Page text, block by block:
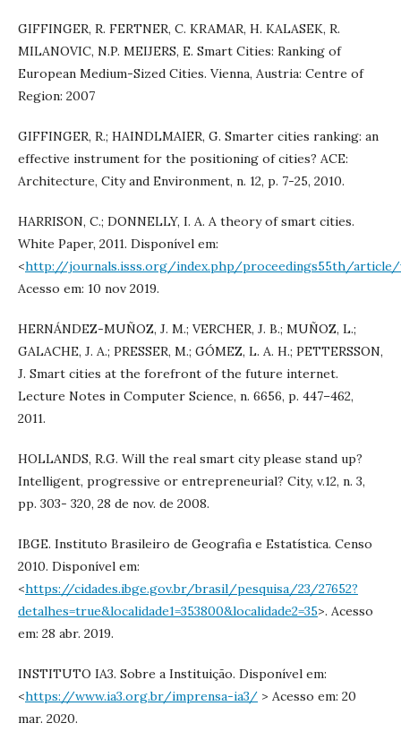
GIFFINGER, R. FERTNER, C. KRAMAR, H. KALASEK, R.
MILANOVIC, N.P. MEIJERS, E. Smart Cities: Ranking of
European Medium-Sized Cities. Vienna, Austria: Centre of
Region: 2007
GIFFINGER, R.; HAINDLMAIER, G. Smarter cities ranking: an
effective instrument for the positioning of cities? ACE:
Architecture, City and Environment, n. 12, p. 7-25, 2010.
HARRISON, C.; DONNELLY, I. A. A theory of smart cities.
White Paper, 2011. Disponível em:
<http://journals.isss.org/index.php/proceedings55th/article/
Acesso em: 10 nov 2019.
HERNÁNDEZ-MUÑOZ, J. M.; VERCHER, J. B.; MUÑOZ, L.;
GALACHE, J. A.; PRESSER, M.; GÓMEZ, L. A. H.; PETTERSSON,
J. Smart cities at the forefront of the future internet.
Lecture Notes in Computer Science, n. 6656, p. 447–462,
2011.
HOLLANDS, R.G. Will the real smart city please stand up?
Intelligent, progressive or entrepreneurial? City, v.12, n. 3,
pp. 303- 320, 28 de nov. de 2008.
IBGE. Instituto Brasileiro de Geografia e Estatística. Censo
2010. Disponível em:
<https://cidades.ibge.gov.br/brasil/pesquisa/23/27652?
detalhes=true&localidade1=353800&localidade2=35>. Acesso
em: 28 abr. 2019.
INSTITUTO IA3. Sobre a Instituição. Disponível em:
<https://www.ia3.org.br/imprensa-ia3/ > Acesso em: 20
mar. 2020.